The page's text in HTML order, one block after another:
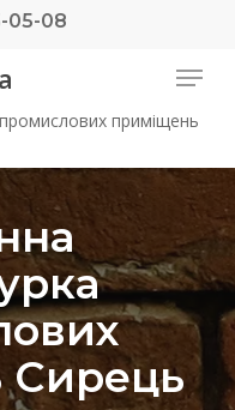
05-08
Menu
приміщень
Сирець